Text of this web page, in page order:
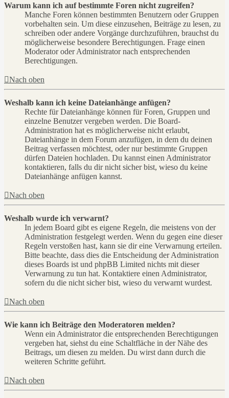
Warum kann ich auf bestimmte Foren nicht zugreifen?
Manche Foren können bestimmten Benutzern oder Gruppen
vorbehalten sein. Um diese einzusehen, Beiträge zu lesen, zu
schreiben oder andere Vorgänge durchzuführen, brauchst du
möglicherweise besondere Berechtigungen. Frage einen
Moderator oder Administrator nach entsprechenden
Berechtigungen.
Nach oben
Weshalb kann ich keine Dateianhänge anfügen?
Rechte für Dateianhänge können für Foren, Gruppen und
einzelne Benutzer vergeben werden. Die Board-
Administration hat es möglicherweise nicht erlaubt,
Dateianhänge in dem Forum anzufügen, in dem du deinen
Beitrag verfassen möchtest, oder nur bestimmte Gruppen
dürfen Dateien hochladen. Du kannst einen Administrator
kontaktieren, falls du dir nicht sicher bist, wieso du keine
Dateianhänge anfügen kannst.
Nach oben
Weshalb wurde ich verwarnt?
In jedem Board gibt es eigene Regeln, die meistens von der
Administration festgelegt werden. Wenn du gegen eine dieser
Regeln verstoßen hast, kann sie dir eine Verwarnung erteilen.
Bitte beachte, dass dies die Entscheidung der Administration
dieses Boards ist und phpBB Limited nichts mit dieser
Verwarnung zu tun hat. Kontaktiere einen Administrator,
sofern du die nicht sicher bist, wieso du verwarnt wurdest.
Nach oben
Wie kann ich Beiträge den Moderatoren melden?
Wenn ein Administrator die entsprechenden Berechtigungen
vergeben hat, siehst du eine Schaltfläche in der Nähe des
Beitrags, um diesen zu melden. Du wirst dann durch die
weiteren Schritte geführt.
Nach oben